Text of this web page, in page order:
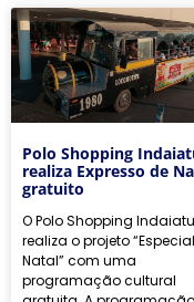
Polo Shopping
realiza Expresso de
gratuito
O Polo Shopping
realiza o projeto
Natal” com uma
programação cultural